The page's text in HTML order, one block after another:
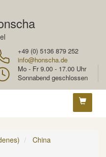
+49 (0) 5136 879 252
info@honscha.de
Mo - Fr 9.00 - 17.00 Uhr
Sonnabend geschlossen
China